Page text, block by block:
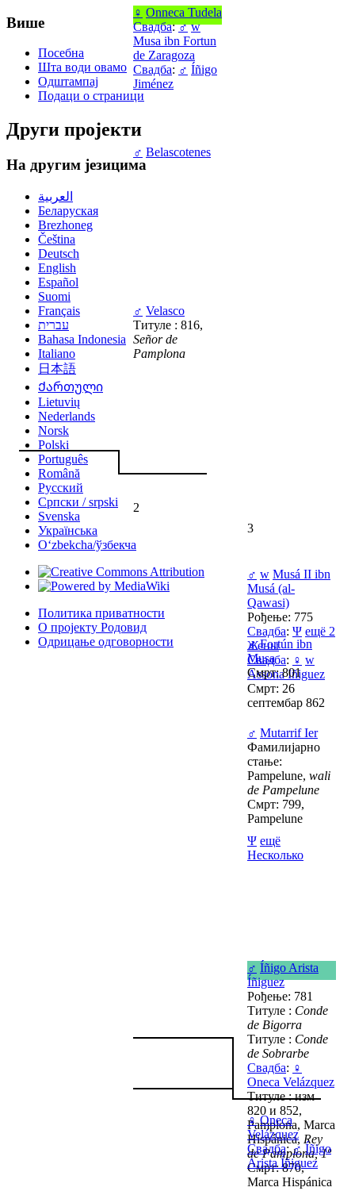
♀ Onneca Tudela
Свадба:♂ w
Musa ibn Fortun
de Zaragoza
Свадба: ♂ Íñigo
Jiménez
♂ Belascotenes
♂ Velasco
Титуле : 816,
Señor de
Pamplona
2
3
♂ w Musá II ibn
Musá (al-
Qawasi)
Рођење: 775
Свадба: Ψ ещё 2
Жены
Свадба: ♀ w
Assona Iñiguez
Смрт: 26
септембар 862
♂ Fortún ibn
Musa
Смрт: 801
♂ Mutarrif Ier
Фамилијарно
стање:
Pampelune, wali
de Pampelune
Смрт: 799,
Pampelune
Ψ ещё
Несколько
♂ Íñigo Arista
Íñiguez
Рођење: 781
Титуле : Conde
de Bigorra
Титуле : Conde
de Sobrarbe
Свадба: ♀
Oneca Velázquez
Титуле : изм
820 и 852,
Pamplona, Marca
Hispánica, Rey
de Pamplona, 1º
Смрт: 870,
Marca Hispánica
♀ Oneca
Velázquez
Свадба:♂ Íñigo
Arista Íñiguez
Више
Посебна
Шта води овамо
Одштампај
Подаци о страници
Други пројекти
На другим језицима
العربية
Беларуская
Brezhoneg
Čeština
Deutsch
English
Español
Suomi
Français
עברית
Bahasa Indonesia
Italiano
日本語
Ქართული
Lietuvių
Nederlands
Norsk
Polski
Português
Română
Русский
Српски / srpski
Svenska
Українська
Oʻzbekcha/ўзбекча
Политика приватности
О пројекту Родовид
Одрицање одговорности